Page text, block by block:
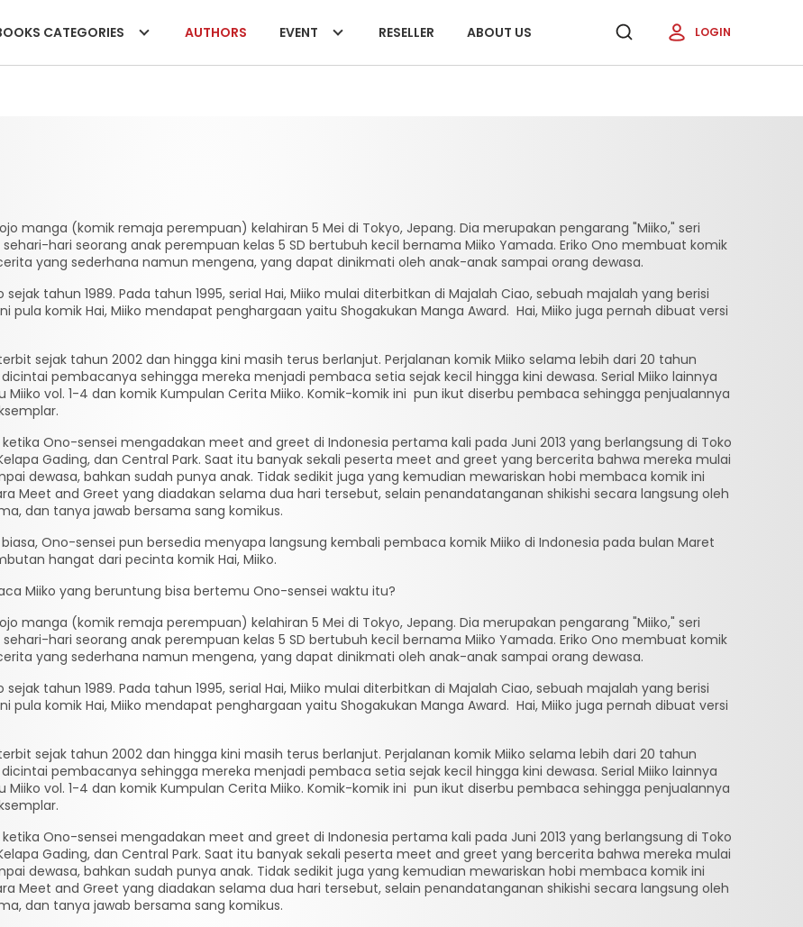
CATEGORIES AUTHORS EVENT RESELLER ABOUT US LOGIN
manga (komik remaja perempuan) kelahiran 5 Mei di Tokyo, Jepang. Dia merupakan pengarang "Miiko," seri
hari seorang anak perempuan kelas 5 SD bertubuh kecil bernama Miiko Yamada. Eriko Ono membuat komik
yang sederhana namun mengena, yang dapat dinikmati oleh anak-anak sampai orang dewasa.
tahun 1989. Pada tahun 1995, serial Hai, Miiko mulai diterbitkan di Majalah Ciao, sebuah majalah yang berisi
pula komik Hai, Miiko mendapat penghargaan yaitu Shogakukan Manga Award. Hai, Miiko juga pernah dibuat versi
sejak tahun 2002 dan hingga kini masih terus berlanjut. Perjalanan komik Miiko selama lebih dari 20 tahun
pembacanya sehingga mereka menjadi pembaca setia sejak kecil hingga kini dewasa. Serial Miiko lainnya
vol. 1-4 dan komik Kumpulan Cerita Miiko. Komik-komik ini pun ikut diserbu pembaca sehingga penjualannya
Ono-sensei mengadakan meet and greet di Indonesia pertama kali pada Juni 2013 yang berlangsung di Toko
Gading, dan Central Park. Saat itu banyak sekali peserta meet and greet yang bercerita bahwa mereka mulai
dewasa, bahkan sudah punya anak. Tidak sedikit juga yang kemudian mewariskan hobi membaca komik ini
Meet and Greet yang diadakan selama dua hari tersebut, selain penandatanganan shikishi secara langsung oleh
dan tanya jawab bersama sang komikus.
Ono-sensei pun bersedia menyapa langsung kembali pembaca komik Miiko di Indonesia pada bulan Maret
hangat dari pecinta komik Hai, Miiko.
Miiko yang beruntung bisa bertemu Ono-sensei waktu itu?
manga (komik remaja perempuan) kelahiran 5 Mei di Tokyo, Jepang. Dia merupakan pengarang "Miiko," seri
hari seorang anak perempuan kelas 5 SD bertubuh kecil bernama Miiko Yamada. Eriko Ono membuat komik
yang sederhana namun mengena, yang dapat dinikmati oleh anak-anak sampai orang dewasa.
tahun 1989. Pada tahun 1995, serial Hai, Miiko mulai diterbitkan di Majalah Ciao, sebuah majalah yang berisi
pula komik Hai, Miiko mendapat penghargaan yaitu Shogakukan Manga Award. Hai, Miiko juga pernah dibuat versi
sejak tahun 2002 dan hingga kini masih terus berlanjut. Perjalanan komik Miiko selama lebih dari 20 tahun
pembacanya sehingga mereka menjadi pembaca setia sejak kecil hingga kini dewasa. Serial Miiko lainnya
vol. 1-4 dan komik Kumpulan Cerita Miiko. Komik-komik ini pun ikut diserbu pembaca sehingga penjualannya
Ono-sensei mengadakan meet and greet di Indonesia pertama kali pada Juni 2013 yang berlangsung di Toko
Gading, dan Central Park. Saat itu banyak sekali peserta meet and greet yang bercerita bahwa mereka mulai
dewasa, bahkan sudah punya anak. Tidak sedikit juga yang kemudian mewariskan hobi membaca komik ini
Meet and Greet yang diadakan selama dua hari tersebut, selain penandatanganan shikishi secara langsung oleh
dan tanya jawab bersama sang komikus.